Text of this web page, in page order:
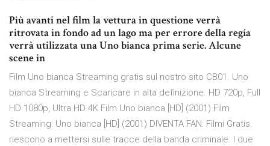
Più avanti nel film la vettura in questione verrà
ritrovata in fondo ad un lago ma per errore della regía
verrà utilizzata una Uno bianca prima serie. Alcune
scene in
Film Uno bianca Streaming gratis sul nostro sito CB01. Uno
bianca Streaming e Scaricare in alta definizione. HD 720p, Full
HD 1080p, Ultra HD 4K Film Uno bianca [HD] (2001) Film
Streaming: Uno bianca [HD] (2001) DIVENTA FAN: Filmi Gratis.
riescono a mettersi sulle tracce della banda criminale. I due